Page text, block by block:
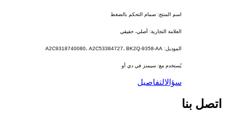
اسم المنتج: صمام التحكم بالضغط
العلامة التجارية: أصلي، حقيقي
الموديل: A2C9318740080، A2C53384727، BK2Q-9358-AA
يُستخدم مع: سيمنز في دي أو
سؤالالتفاصيل
اتصل بنا